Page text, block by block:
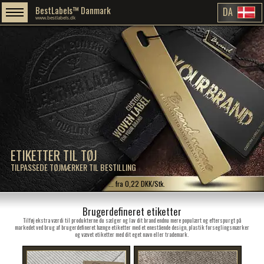
ETIKETTER TIL TØJ
TILPASSEDE TØJMÆRKER TIL BESTILLING
BestLabels™ Danmark
www.bestlabels.dk DA
... fra 0,22 DKK/Stk.
Brugerdefineret etiketter
Tilføj ekstra værdi til produkterne du sælger og lav dit brand endnu mere populært og efterspurgt på
markedet ved brug af brugerdefineret hænge etiketter med et enestående design, plastik forseglingsmærker
og vævet etiketter med dit eget navn eller trademark.